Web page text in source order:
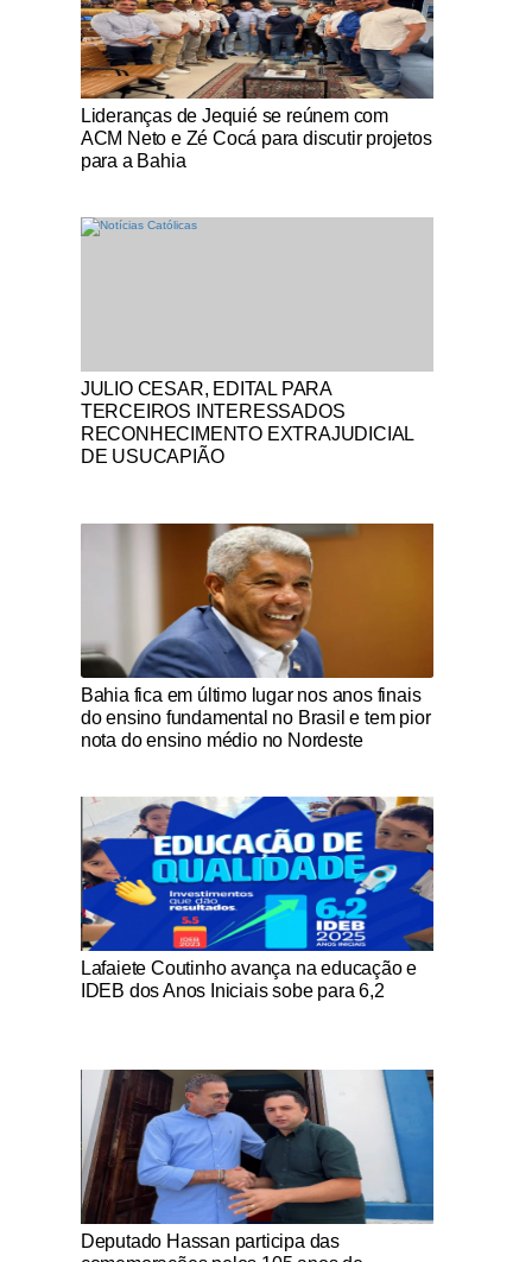
Notícias Católicas
Lideranças de Jequié se reúnem com
ACM Neto e Zé Cocá para discutir projetos
para a Bahia
Notícias Católicas
JULIO CESAR, EDITAL PARA
TERCEIROS INTERESSADOS
RECONHECIMENTO EXTRAJUDICIAL
DE USUCAPIÃO
Notícias Católicas
Bahia fica em último lugar nos anos finais
do ensino fundamental no Brasil e tem pior
nota do ensino médio no Nordeste
Notícias Católicas
Lafaiete Coutinho avança na educação e
IDEB dos Anos Iniciais sobe para 6,2
Notícias Católicas
Deputado Hassan participa das